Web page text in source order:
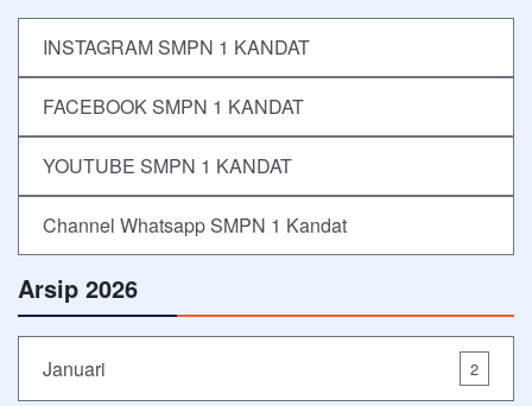
INSTAGRAM SMPN 1 KANDAT
FACEBOOK SMPN 1 KANDAT
YOUTUBE SMPN 1 KANDAT
Channel Whatsapp SMPN 1 Kandat
Arsip 2026
Januari 2